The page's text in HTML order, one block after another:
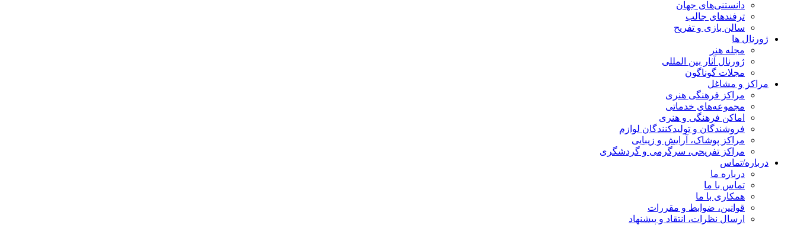
دانستنی‌های جهان
ترفندهای جالب
سالن بازی و تفریح
ژورنال ها
مجله هنر
ژورنال آثار بین المللی
مجلات گوناگون
مراکز و مشاغل
مراکز فرهنگی هنری
مجموعه‌های خدماتی
اماکن فرهنگی و هنری
فروشندگان و تولیدکنندگان لوازم
مراکز پوشاک، آرایش و زیبایی
مراکز تفریحی، سرگرمی و گردشگری
درباره/تماس
درباره ما
تماس با ما
همکاری با ما
قوانین، ضوابط و مقررات
ارسال نظرات، انتقاد و پیشنهاد